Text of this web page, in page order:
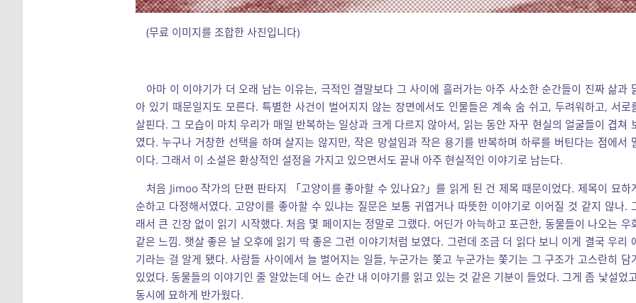
(무료 이미지를 조합한 사진입니다)
아마 이 이야기가 더 오래 남는 이유는, 극적인 결말보다 그 사이에 흘러가는 아주 사소한 순간들이 진짜 삶과
아 있기 때문일지도 모른다. 특별한 사건이 벌어지지 않는 장면에서도 인물들은 계속 숨 쉬고, 두려워하고, 서로
살핀다. 그 모습이 마치 우리가 매일 반복하는 일상과 크게 다르지 않아서, 읽는 동안 자꾸 현실의 얼굴들이 겹쳐
였다. 누구나 거창한 선택을 하며 살지는 않지만, 작은 망설임과 작은 용기를 반복하며 하루를 버틴다는 점에서
이다. 그래서 이 소설은 환상적인 설정을 가지고 있으면서도 끝내 아주 현실적인 이야기로 남는다.
처음 Jimoo 작가의 단편 판타지 「고양이를 좋아할 수 있나요?」를 읽게 된 건 제목 때문이었다. 제목이 묘하
순하고 다정해서였다. 고양이를 좋아할 수 있냐는 질문은 보통 귀엽거나 따뜻한 이야기로 이어질 것 같지 않나.
래서 큰 긴장 없이 읽기 시작했다. 처음 몇 페이지는 정말로 그랬다. 어딘가 아늑하고 포근한, 동물들이 나오는 우
같은 느낌. 햇살 좋은 날 오후에 읽기 딱 좋은 그런 이야기처럼 보였다. 그런데 조금 더 읽다 보니 이게 결국 우리
기라는 걸 알게 됐다. 사람들 사이에서 늘 벌어지는 일들, 누군가는 쫓고 누군가는 쫓기는 그 구조가 고스란히 담
있었다. 동물들의 이야기인 줄 알았는데 어느 순간 내 이야기를 읽고 있는 것 같은 기분이 들었다. 그게 좀 낯설었
동시에 묘하게 반가웠다.